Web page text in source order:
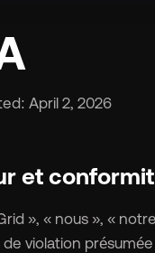
April 2, 2026
et
», « nous », «
violation